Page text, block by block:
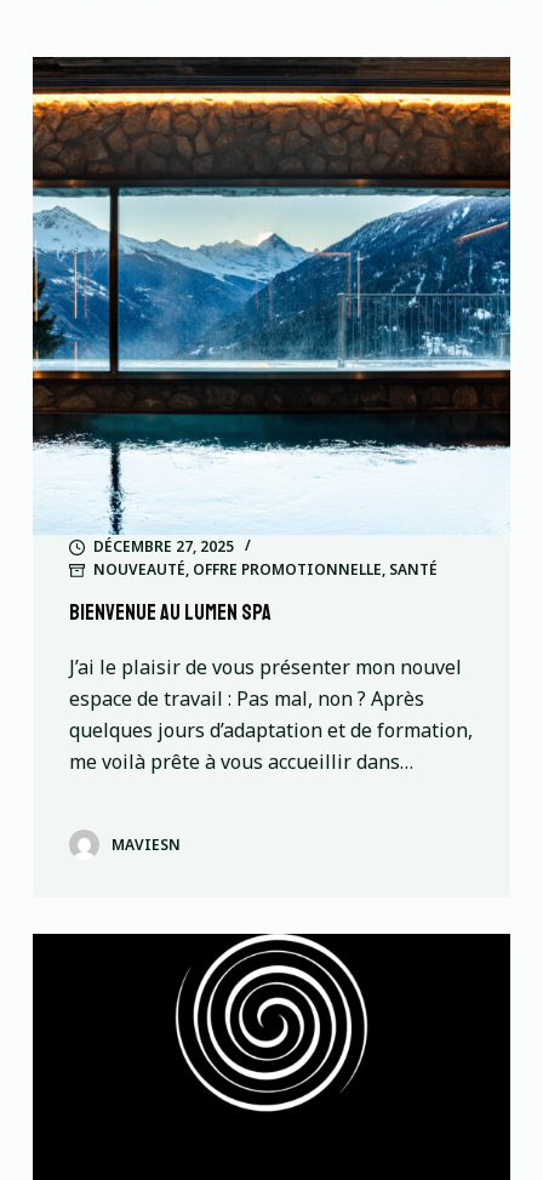
DÉCEMBRE 27, 2025
NOUVEAUTÉ, OFFRE PROMOTIONNELLE, SANTÉ
Bienvenue au lumen spa
J’ai le plaisir de vous présenter mon nouvel
espace de travail : Pas mal, non ? Après
quelques jours d’adaptation et de formation,
me voilà prête à vous accueillir dans…
MAVIESN